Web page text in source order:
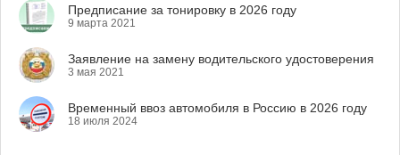
Предписание за тонировку в 2026 году
9 марта 2021
Заявление на замену водительского удостоверения
3 мая 2021
Временный ввоз автомобиля в Россию в 2026 году
18 июля 2024